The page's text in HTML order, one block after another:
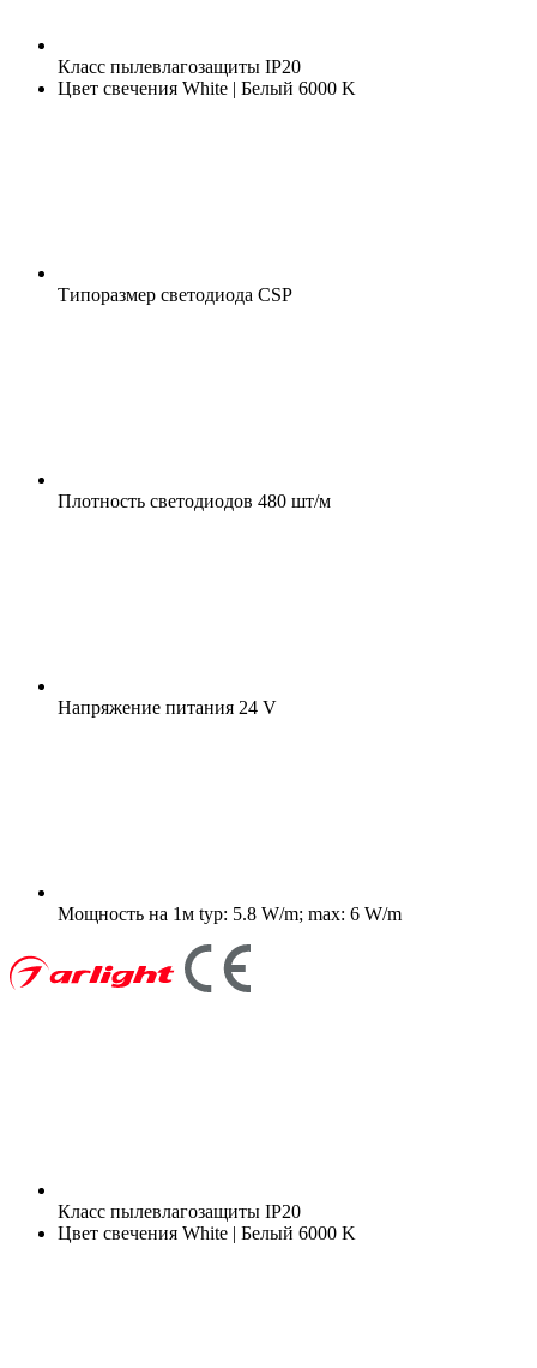
Класс пылевлагозащиты IP20
Цвет свечения White | Белый 6000 K
Типоразмер светодиода CSP
Плотность светодиодов 480 шт/м
Напряжение питания 24 V
Мощность на 1м typ: 5.8 W/m; max: 6 W/m
Класс пылевлагозащиты IP20
Цвет свечения White | Белый 6000 K